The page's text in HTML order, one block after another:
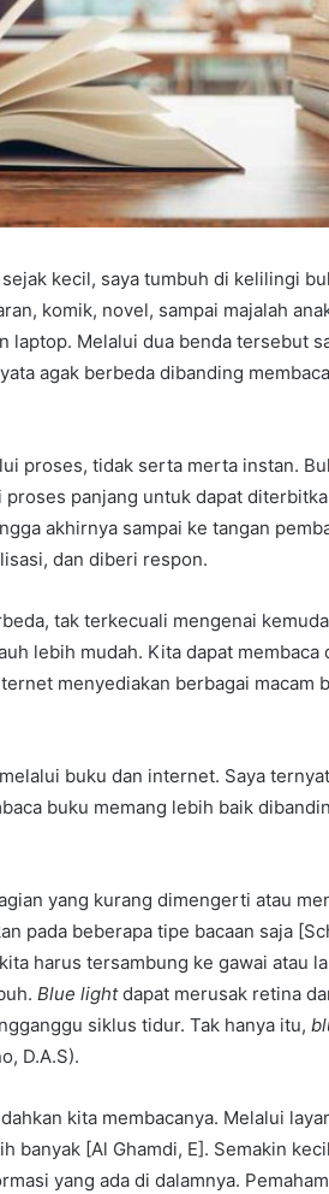
kecil, saya tumbuh di kelilingi
komik, novel, sampai majalah
laptop. Melalui dua benda tersebut
agak berbeda dibanding
proses, tidak serta merta instan.
panjang untuk dapat
akhirnya sampai ke tangan
dan diberi respon.
tak terkecuali mengenai
lebih mudah. Kita dapat membaca
menyediakan berbagai macam
buku dan internet. Saya
buku memang lebih baik
yang kurang dimengerti atau
pada beberapa tipe bacaan saja
harus tersambung ke gawai atau
Blue lightdapat merusak retina
siklus tidur. Tak hanya itu,
D.A.S).
kita membacanya. Melalui
banyak [Al Ghamdi, E]. Semakin
yang ada di dalamnya.